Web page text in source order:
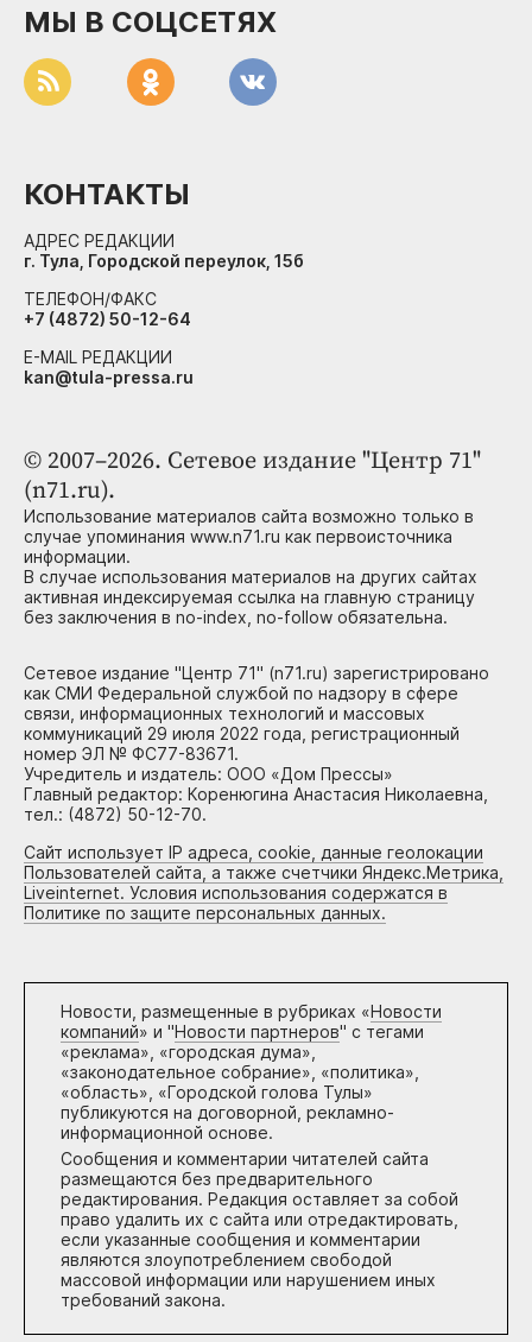
© 2007–2026. Сетевое издание "Центр 71"
(n71.ru).
Использование материалов сайта возможно только в
случае упоминания www.n71.ru как первоисточника
информации.
В случае использования материалов на других сайтах
активная индексируемая ссылка на главную страницу
без заключения в no-index, no-follow обязательна.
Сетевое издание "Центр 71" (n71.ru) зарегистрировано
как СМИ Федеральной службой по надзору в сфере
связи, информационных технологий и массовых
коммуникаций 29 июля 2022 года, регистрационный
номер ЭЛ № ФС77-83671.
Учредитель и издатель: ООО «Дом Прессы»
Главный редактор: Коренюгина Анастасия Николаевна,
тел.: (4872) 50-12-70.
Сайт использует IP адреса, cookie, данные геолокации
Пользователей сайта, а также счетчики Яндекс.Метрика,
Liveinternet. Условия использования содержатся в
Политике по защите персональных данных.
Новости, размещенные в рубриках «Новости
компаний» и "Новости партнеров" с тегами
«реклама», «городская дума»,
«законодательное собрание», «политика»,
«область», «Городской голова Тулы»
публикуются на договорной, рекламно-
информационной основе.
Сообщения и комментарии читателей сайта
размещаются без предварительного
редактирования. Редакция оставляет за собой
право удалить их с сайта или отредактировать,
если указанные сообщения и комментарии
являются злоупотреблением свободой
массовой информации или нарушением иных
требований закона.
МЫ В СОЦСЕТЯХ
КОНТАКТЫ
АДРЕС РЕДАКЦИИ
г. Тула, Городской переулок, 15б
ТЕЛЕФОН/ФАКС
+7 (4872) 50-12-64
E-MAIL РЕДАКЦИИ
kan@tula-pressa.ru